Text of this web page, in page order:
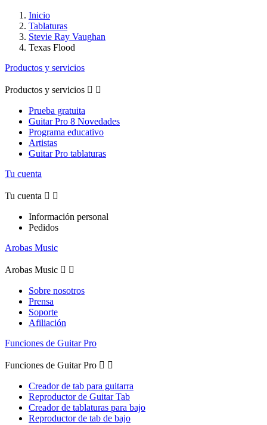
Inicio
Tablaturas
Stevie Ray Vaughan
Texas Flood
Productos y servicios
Productos y servicios  
Prueba gratuita
Guitar Pro 8 Novedades
Programa educativo
Artistas
Guitar Pro tablaturas
Tu cuenta
Tu cuenta  
Información personal
Pedidos
Arobas Music
Arobas Music  
Sobre nosotros
Prensa
Soporte
Afiliación
Funciones de Guitar Pro
Funciones de Guitar Pro  
Creador de tab para guitarra
Reproductor de Guitar Tab
Creador de tablaturas para bajo
Reproductor de tab de bajo